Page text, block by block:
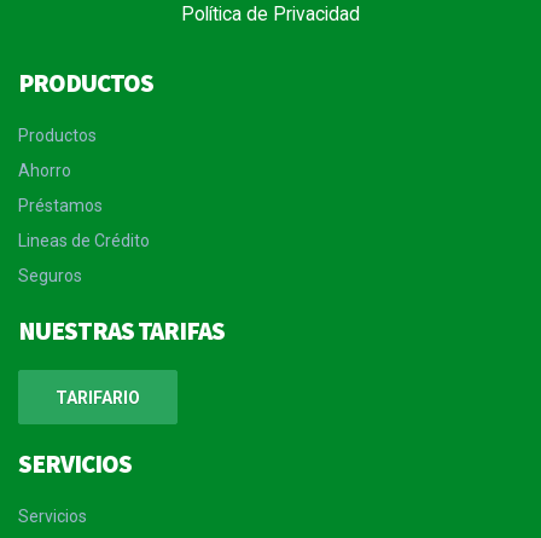
Política de Privacidad
PRODUCTOS
Productos
Ahorro
Préstamos
Lineas de Crédito
Seguros
NUESTRAS TARIFAS
TARIFARIO
SERVICIOS
Servicios